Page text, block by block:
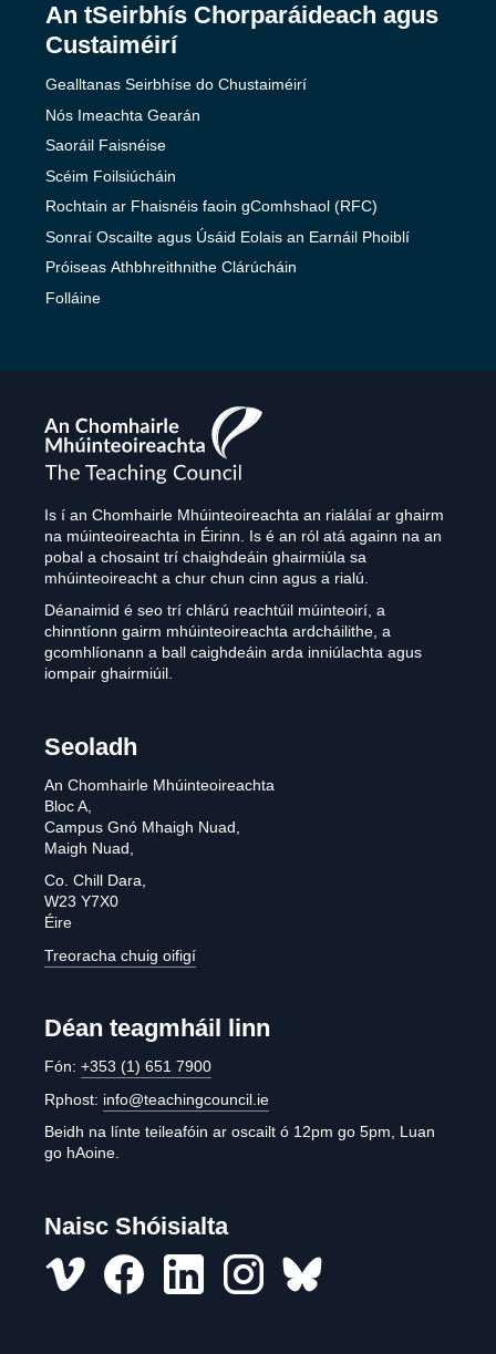
An tSeirbhís Chorparáideach agus
Custaiméirí
Gealltanas Seirbhíse do Chustaiméirí
Nós Imeachta Gearán
Saoráil Faisnéise
Scéim Foilsiúcháin
Rochtain ar Fhaisnéis faoin gComhshaol (RFC)
Sonraí Oscailte agus Úsáid Eolais an Earnáil Phoiblí
Próiseas Athbhreithnithe Clárúcháin
Folláine
The
Teaching
Council
Is í an Chomhairle Mhúinteoireachta an rialálaí ar ghairm
na múinteoireachta in Éirinn. Is é an ról atá againn na an
pobal a chosaint trí chaighdeáin ghairmiúla sa
mhúinteoireacht a chur chun cinn agus a rialú.
Déanaimid é seo trí chlárú reachtúil múinteoirí, a
chinntíonn gairm mhúinteoireachta ardcháilithe, a
gcomhlíonann a ball caighdeáin arda inniúlachta agus
iompair ghairmiúil.
Seoladh
An Chomhairle Mhúinteoireachta
Bloc A,
Campus Gnó Mhaigh Nuad,
Maigh Nuad,
Co. Chill Dara,
W23 Y7X0
Éire
Treoracha chuig oifigí
Déan teagmháil linn
Fón: +353 (1) 651 7900
Rphost: info@teachingcouncil.ie
Beidh na línte teileafóin ar oscailt ó 12pm go 5pm, Luan
go hAoine.
Naisc Shóisialta